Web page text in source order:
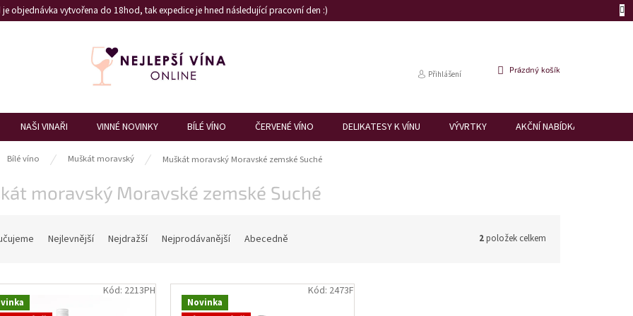
objednávka vytvořena do 18hod, tak expedice je hned následující pracovní den :)
Přihlášení
NÁKUPNÍ
Prázdný košík
NAŠI VINAŘI VINNÉ NOVINKY BÍLÉ VÍNO ČERVENÉ VÍNO DELIKATESY K VÍNU VÝVRTKY AKČNÍ NABÍDKA
Bílé víno Muškát moravský Muškát moravský Moravské zemské Suché
moravský Moravské zemské Suché
Nejlevnější Nejdražší Nejprodávanější Abecedně 2položek celkem
Kód: 2213PH
Novinka
Kód: 2473F